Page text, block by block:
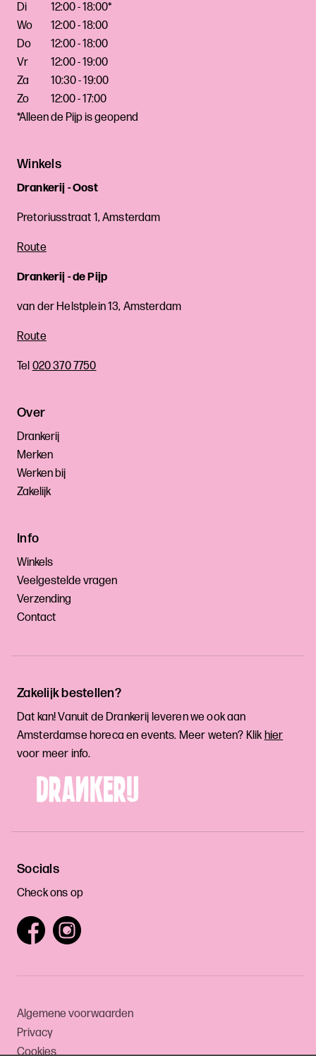
Zakelijk bestellen?
Dat kan! Vanuit de Drankerij leveren we ook aan
Amsterdamse horeca en events. Meer weten? Klikhier
voor meer info.
Socials
Check ons op
Di
12:00 - 18:00*
Wo
12:00 - 18:00
Do
12:00 - 18:00
Vr
12:00 - 19:00
Za
10:30 - 19:00
Zo
12:00 - 17:00
*Alleen de Pijp is geopend
Winkels
Drankerij - Oost
Pretoriusstraat 1, Amsterdam
Route
Drankerij - de Pijp
van der Helstplein 13, Amsterdam
Route
Tel 020 370 7750
Over
Drankerij
Merken
Werken bij
Zakelijk
Info
Winkels
Veelgestelde vragen
Verzending
Contact
Algemene voorwaarden
Privacy
Cookies